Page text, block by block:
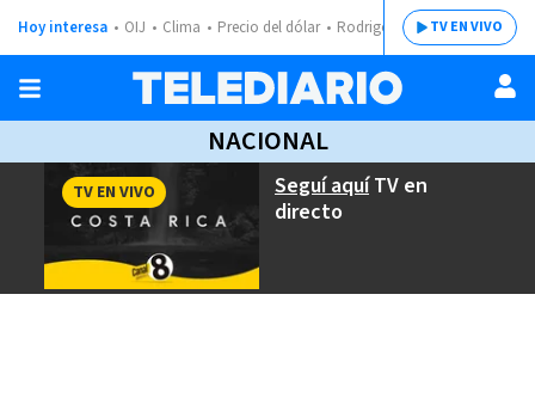
Hoy interesa OIJ Clima Precio del dólar Rodrigo ChavesTV EN VIVO
NACIONAL
Seguí aquíTV en
directo
TV EN VIVO